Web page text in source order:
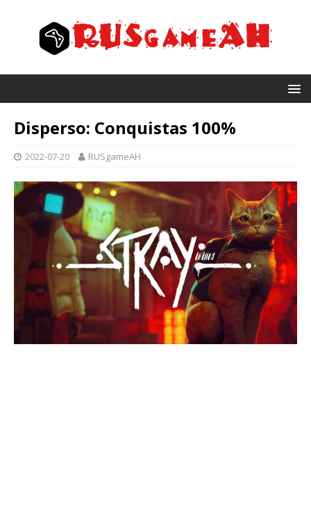
Disperso: Conquistas 100%
2022-07-20 RUSgameAH